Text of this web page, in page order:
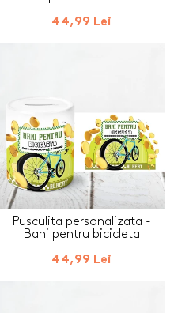
44,99 Lei
Pusculita personalizata -
Bani pentru bicicleta
44,99 Lei